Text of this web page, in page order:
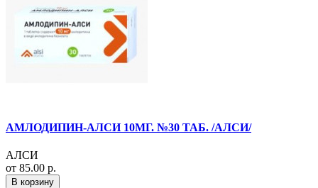
АМЛОДИПИН-АЛСИ 10МГ. №30 ТАБ. /АЛСИ/
АЛСИ
от 85.00 р.
В корзину